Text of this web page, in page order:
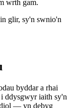
wrth gam.
glir, sy'n swnio'n
byddar a rhai
ddysgwyr iaith sy'n
— yn debyg